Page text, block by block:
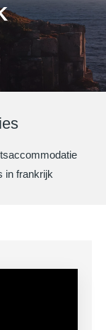
in frankrijk